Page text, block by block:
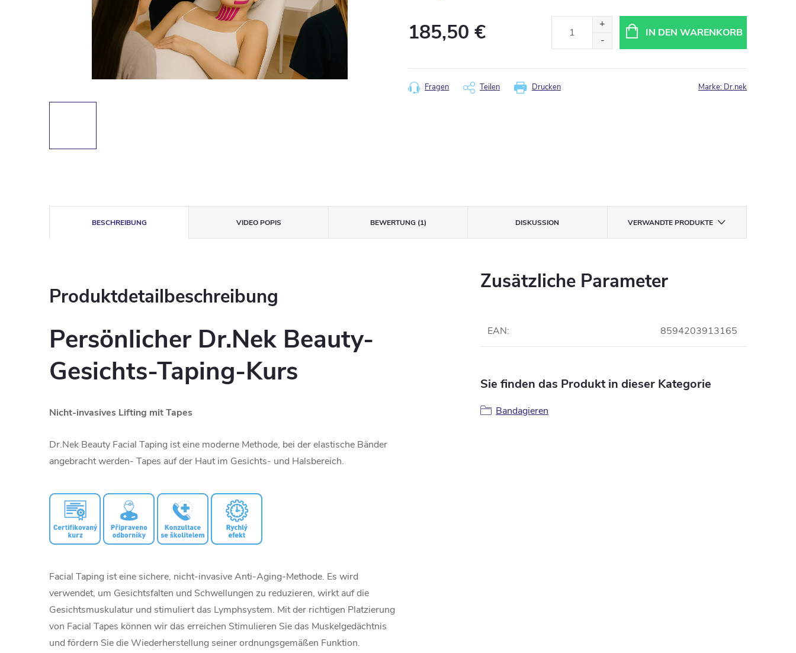
185,50 € IN DEN WARENKORB
Drucken
Fragen Teilen Marke: Dr.nek
BESCHREIBUNG VIDEO POPIS BEWERTUNG (1) DISKUSSION VERWANDTE PRODUKTE
Produktdetailbeschreibung
Persönlicher Dr.Nek Beauty-
Gesichts-Taping-Kurs
Nicht-invasives Lifting mit Tapes
Dr.Nek Beauty Facial Taping ist eine moderne Methode, bei der elastische Bänder
angebracht werden- Tapes auf der Haut im Gesichts- und Halsbereich.
Facial Taping ist eine sichere, nicht-invasive Anti-Aging-Methode. Es wird
verwendet, um Gesichtsfalten und Schwellungen zu reduzieren, wirkt auf die
Gesichtsmuskulatur und stimuliert das Lymphsystem. Mit der richtigen Platzierung
von Facial Tapes können wir das erreichen Stimulieren Sie das Muskelgedächtnis
und fördern Sie die Wiederherstellung seiner ordnungsgemäßen Funktion.
Zusätzliche Parameter
EAN: 8594203913165
Sie finden das Produkt in dieser Kategorie
Bandagieren